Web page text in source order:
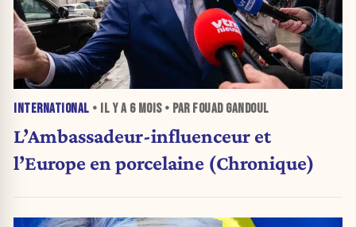
INTERNATIONAL • IL Y A 6 MOIS• PAR FOUAD GANDOUL
L’Ambassadeur-influenceur et
l’Europe en porcelaine (Chronique)